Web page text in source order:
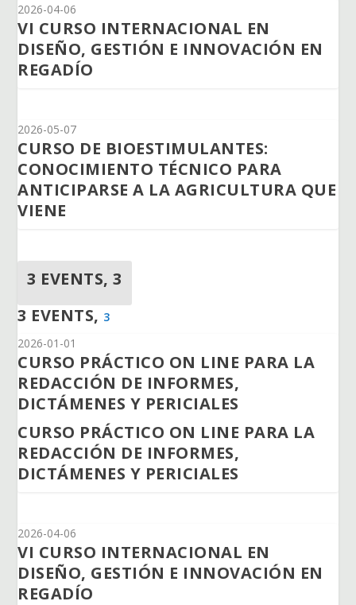
2026-04-06
VI CURSO INTERNACIONAL EN
DISEÑO, GESTIÓN E INNOVACIÓN EN
REGADÍO
2026-05-07
CURSO DE BIOESTIMULANTES:
CONOCIMIENTO TÉCNICO PARA
ANTICIPARSE A LA AGRICULTURA QUE
VIENE
3 EVENTS,3
3 EVENTS, 3
2026-01-01
CURSO PRÁCTICO ON LINE PARA LA
REDACCIÓN DE INFORMES,
DICTÁMENES Y PERICIALES
CURSO PRÁCTICO ON LINE PARA LA
REDACCIÓN DE INFORMES,
DICTÁMENES Y PERICIALES
2026-04-06
VI CURSO INTERNACIONAL EN
DISEÑO, GESTIÓN E INNOVACIÓN EN
REGADÍO